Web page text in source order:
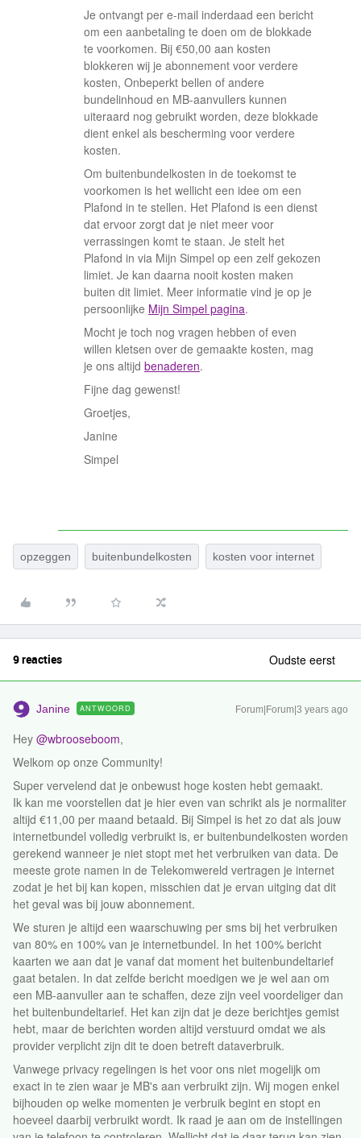
Je ontvangt per e-mail inderdaad een bericht
om een aanbetaling te doen om de blokkade
te voorkomen. Bij €50,00 aan kosten
blokkeren wij je abonnement voor verdere
kosten, Onbeperkt bellen of andere
bundelinhoud en MB-aanvullers kunnen
uiteraard nog gebruikt worden, deze blokkade
dient enkel als bescherming voor verdere
kosten.
Om buitenbundelkosten in de toekomst te
voorkomen is het wellicht een idee om een
Plafond in te stellen. Het Plafond is een dienst
dat ervoor zorgt dat je niet meer voor
verrassingen komt te staan. Je stelt het
Plafond in via Mijn Simpel op een zelf gekozen
limiet. Je kan daarna nooit kosten maken
buiten dit limiet. Meer informatie vind je op je
persoonlijke Mijn Simpel pagina.
Mocht je toch nog vragen hebben of even
willen kletsen over de gemaakte kosten, mag
je ons altijd benaderen.
Fijne dag gewenst!
Groetjes,
Janine
Simpel
opzeggen buitenbundelkosten kosten voor internet
9 reacties Oudste eerst
Janine ANTWOORD Forum|Forum|3 years ago
Hey @wbrooseboom,
Welkom op onze Community!
Super vervelend dat je onbewust hoge kosten hebt gemaakt.
Ik kan me voorstellen dat je hier even van schrikt als je normaliter
altijd €11,00 per maand betaald. Bij Simpel is het zo dat als jouw
internetbundel volledig verbruikt is, er buitenbundelkosten worden
gerekend wanneer je niet stopt met het verbruiken van data. De
meeste grote namen in de Telekomwereld vertragen je internet
zodat je het bij kan kopen, misschien dat je ervan uitging dat dit
het geval was bij jouw abonnement.
We sturen je altijd een waarschuwing per sms bij het verbruiken
van 80% en 100% van je internetbundel. In het 100% bericht
kaarten we aan dat je vanaf dat moment het buitenbundeltarief
gaat betalen. In dat zelfde bericht moedigen we je wel aan om
een MB-aanvuller aan te schaffen, deze zijn veel voordeliger dan
het buitenbundeltarief. Het kan zijn dat je deze berichtjes gemist
hebt, maar de berichten worden altijd verstuurd omdat we als
provider verplicht zijn dit te doen betreft dataverbruik.
Vanwege privacy regelingen is het voor ons niet mogelijk om
exact in te zien waar je MB's aan verbruikt zijn. Wij mogen enkel
bijhouden op welke momenten je verbruik begint en stopt en
hoeveel daarbij verbruikt wordt. Ik raad je aan om de instellingen